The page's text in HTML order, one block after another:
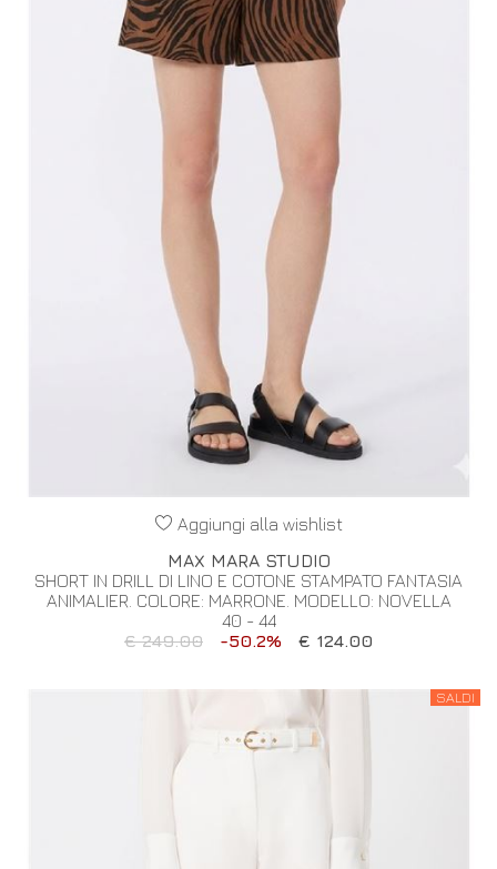
Aggiungi alla wishlist
MAX MARA STUDIO
SHORT IN DRILL DI LINO E COTONE STAMPATO FANTASIA
ANIMALIER. COLORE: MARRONE. MODELLO: NOVELLA
40 - 44
€ 249.00
-50.2% € 124.00
SALDI